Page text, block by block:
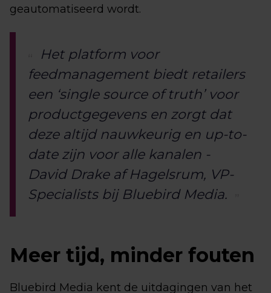
geautomatiseerd wordt.
Het platform voor
feedmanagement biedt retailers
een ‘single source of truth’ voor
productgegevens en zorgt dat
deze altijd nauwkeurig en up-to-
date zijn voor alle kanalen -
David Drake af Hagelsrum, VP-
Specialists bij Bluebird Media.
Meer tijd, minder fouten
Bluebird Media kent de uitdagingen van het